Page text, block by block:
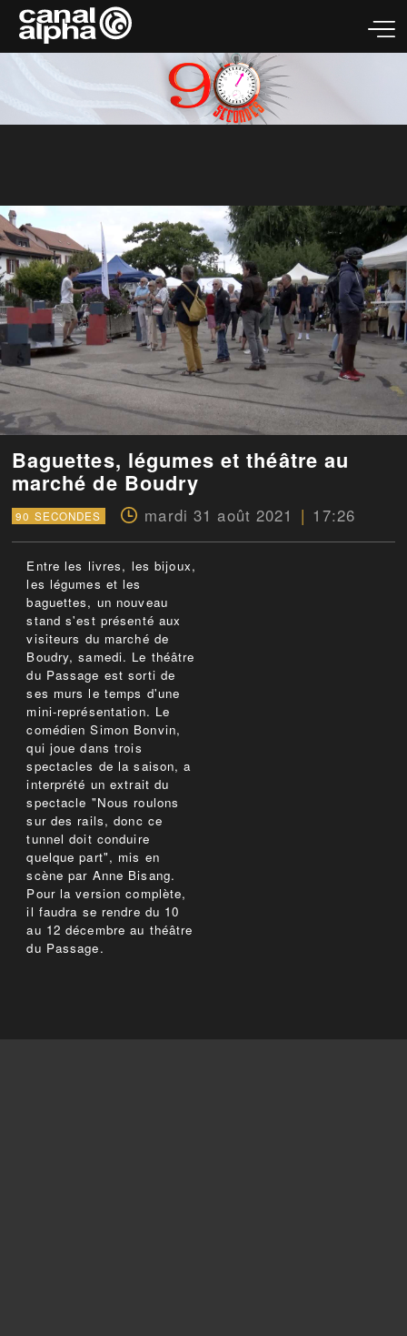
Baguettes, légumes et théâtre au
marché de Boudry
90 SECONDES mardi 31 août 2021 17:26
Entre les livres, les bijoux,
les légumes et les
baguettes, un nouveau
stand s'est présenté aux
visiteurs du marché de
Boudry, samedi. Le théâtre
du Passage est sorti de
ses murs le temps d'une
mini-représentation. Le
comédien Simon Bonvin,
qui joue dans trois
spectacles de la saison, a
interprété un extrait du
spectacle "Nous roulons
sur des rails, donc ce
tunnel doit conduire
quelque part", mis en
scène par Anne Bisang.
Pour la version complète,
il faudra se rendre du 10
au 12 décembre au théâtre
du Passage.